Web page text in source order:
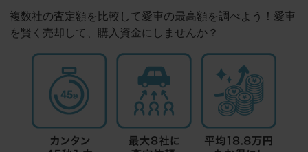
複数社の査定額を比較して愛車の最高額を調べよう！愛車
を賢く売却して、購入資金にしませんか？